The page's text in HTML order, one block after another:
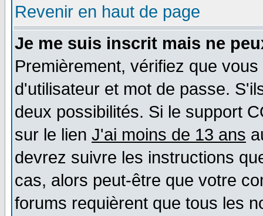
Revenir en haut de page
Je me suis inscrit mais ne
Premièrement, vérifiez que
d'utilisateur et mot de passe.
deux possibilités. Si le support
sur le lien J'ai moins de 13 ans
devrez suivre les instructions
cas, alors peut-être que votre
forums requièrent que tous les